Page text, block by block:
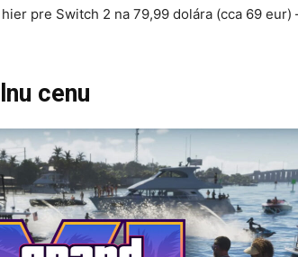
pre Switch 2 na 79,99 dolára (cca 69 eur)
cenu